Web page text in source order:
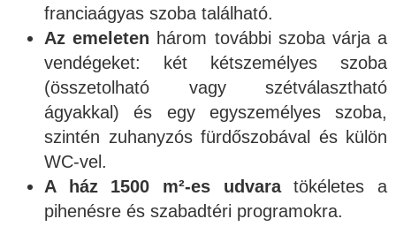
franciaágyas szoba található.
Az emeleten három további szoba várja a
vendégeket: két kétszemélyes szoba
(összetolható vagy szétválasztható
ágyakkal) és egy egyszemélyes szoba,
szintén zuhanyzós fürdőszobával és külön
WC-vel.
A ház 1500 m²-es udvaratökéletes a
pihenésre és szabadtéri programokra.